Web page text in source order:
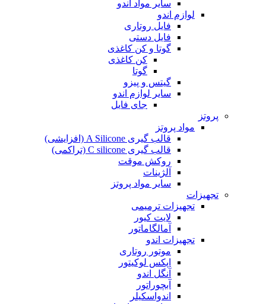
سایر مواد اندو
لوازم اندو
فایل روتاری
فایل دستی
گوتا و کن کاغذی
کن کاغذی
گوتا
گیتس و پیزو
سایر لوازم اندو
جای فایل
پروتز
مواد پروتز
قالب گیری A Silicone (افزایشی)
قالب گیری C silicone (تراکمی)
روکش موقت
آلژینات
سایر مواد پروتز
تجهیزات
تجهیزات ترمیمی
لایت کیور
آمالگاماتور
تجهیزات اندو
موتور روتاری
اپکس لوکیتور
آنگل اندو
آبچوراتور
اندواسکیلر